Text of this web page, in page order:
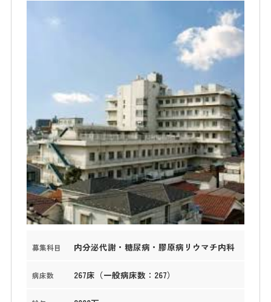
募集科目 内分泌代謝・糖尿病・膠原病リウマチ内科
病床数 267床（一般病床数：267）